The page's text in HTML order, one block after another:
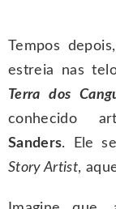
Tempos
estreia nas
Terra dos
conhecido
Sanders. Ele
Story Artist,